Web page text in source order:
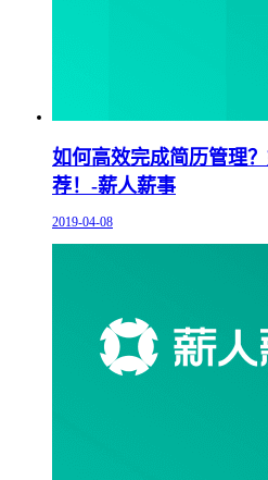
如何高效完成简历管理
荐！-薪人薪事
2019-04-08